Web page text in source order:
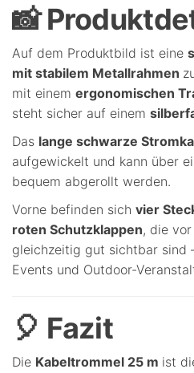
📸
Auf dem Produktbild ist eine
mit stabilem Metallrahmen
mit einem ergonomischen
steht sicher auf einem
Das lange schwarze
aufgewickelt und kann über
bequem abgerollt werden.
Vorne befinden sich vier
roten Schutzklappen, die
gleichzeitig gut sichtbar sind
Events und Outdoor-
🎈 Fazit
Die Kabeltrommel 25 m ist